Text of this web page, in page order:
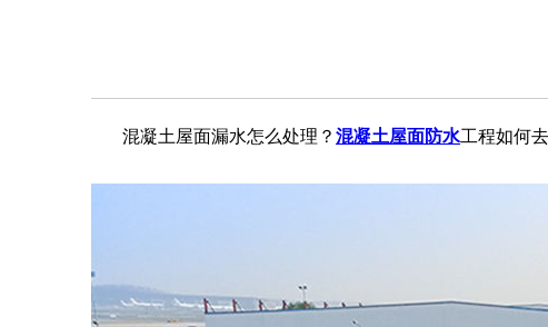
混凝土屋面漏水怎么处理？ 混凝土屋面防水工程如何